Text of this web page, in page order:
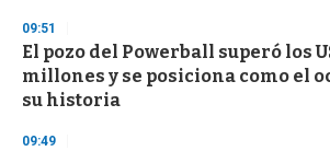
09:51
El pozo del Powerball superó los
millones y se posiciona como el
su historia
09:49